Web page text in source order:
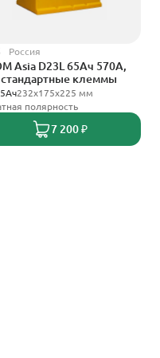
Россия
Asia D23L 65Ач 570А,
клеммы
232x175x225 мм
полярность
7 200 ₽